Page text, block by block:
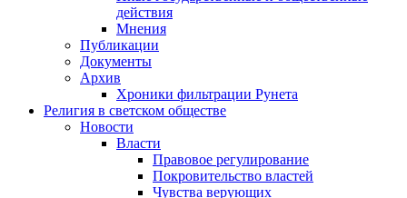
действия
Мнения
Публикации
Документы
Архив
Хроники фильтрации Рунета
Религия в светском обществе
Новости
Власти
Правовое регулирование
Покровительство властей
Чувства верующих